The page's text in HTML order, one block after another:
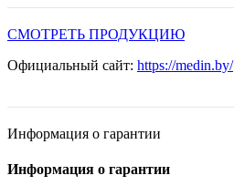
СМОТРЕТЬ ПРОДУКЦИЮ
Официальный сайт: https://medin.by/
Информация о гарантии
Информация о гарантии